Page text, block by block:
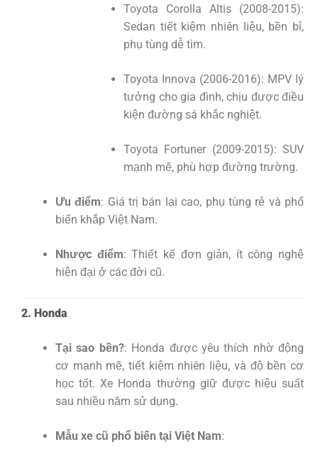
Toyota Corolla Altis (2008-2015):
Sedan tiết kiệm nhiên liệu, bền bỉ,
phụ tùng dễ tìm.
Toyota Innova (2006-2016): MPV lý
tưởng cho gia đình, chịu được điều
kiện đường sá khắc nghiệt.
Toyota Fortuner (2009-2015): SUV
mạnh mẽ, phù hợp đường trường.
Ưu điểm: Giá trị bán lại cao, phụ tùng rẻ và phổ
biến khắp Việt Nam.
Nhược điểm: Thiết kế đơn giản, ít công nghệ
hiện đại ở các đời cũ.
2. Honda
Tại sao bền?: Honda được yêu thích nhờ động
cơ mạnh mẽ, tiết kiệm nhiên liệu, và độ bền cơ
học tốt. Xe Honda thường giữ được hiệu suất
sau nhiều năm sử dụng.
Mẫu xe cũ phổ biến tại Việt Nam: